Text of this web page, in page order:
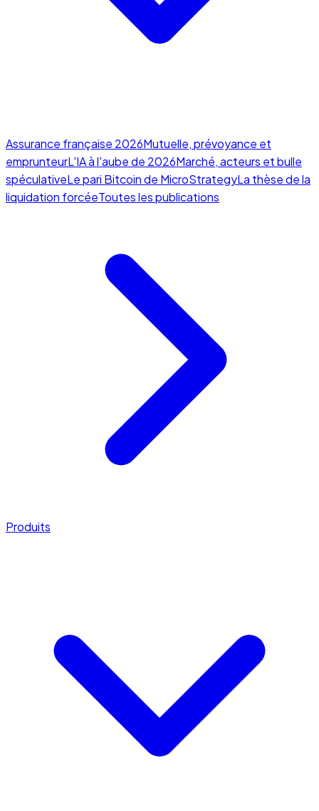
Assurance française 2026Mutuelle, prévoyance et
emprunteurL'IA à l'aube de 2026Marché, acteurs et bulle
spéculativeLe pari Bitcoin de MicroStrategyLa thèse de la
liquidation forcéeToutes les publications
Produits